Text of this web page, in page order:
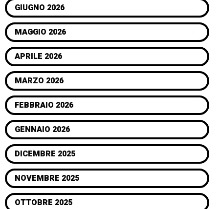
GIUGNO 2026
MAGGIO 2026
APRILE 2026
MARZO 2026
FEBBRAIO 2026
GENNAIO 2026
DICEMBRE 2025
NOVEMBRE 2025
OTTOBRE 2025